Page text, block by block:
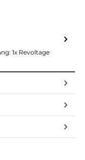
1x Revoltage